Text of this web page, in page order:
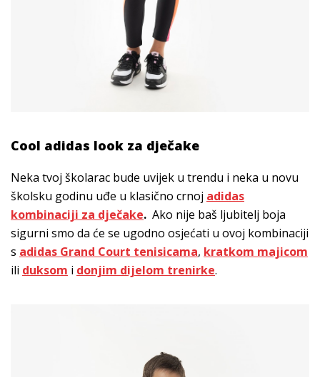
Cool adidas look za dječake
Neka tvoj školarac bude uvijek u trendu i neka u novu
školsku godinu uđe u klasično crnoj adidas
kombinaciji za dječake. Ako nije baš ljubitelj boja
sigurni smo da će se ugodno osjećati u ovoj kombinaciji
s adidas Grand Court tenisicama, kratkom majicom
ili duksom i donjim dijelom trenirke.